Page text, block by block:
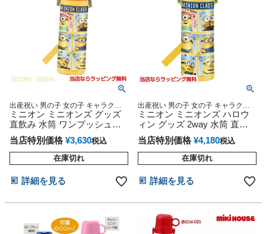
出産祝い 男の子 女の子 キャラクタ
ー USJ 人気 ラッピング プレゼント
メッセージカード 熨斗
ミニオン ミニオンズ グッズ
直飲み 水筒 ワンプッシュダ
イレクトボトル スケーター
当店特別価格 ¥3,630税込
在庫切れ
詳細を見る
出産祝い 男の子 女の子 キャラクタ
ー 人気 ラッピング プレゼント USJ
メッセージカード 熨斗 専門
ミニオン ミニオンズ ハロウ
ィン グッズ 2way 水筒 直飲
み スポーツボトル カバー付
き コップ付き スケーター
当店特別価格 ¥4,180税込
在庫切れ
詳細を見る